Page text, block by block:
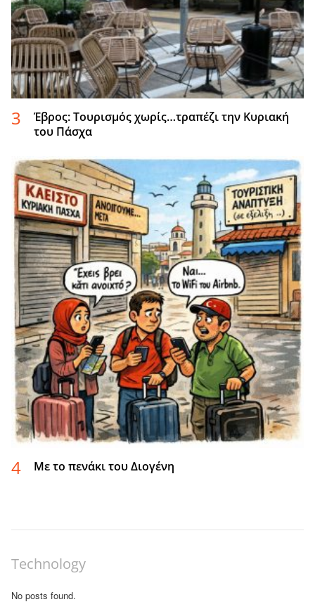
Έβρος: Τουρισμός χωρίς…τραπέζι την Κυριακή
του Πάσχα
Με το πενάκι του Διογένη
Technology
No posts found.